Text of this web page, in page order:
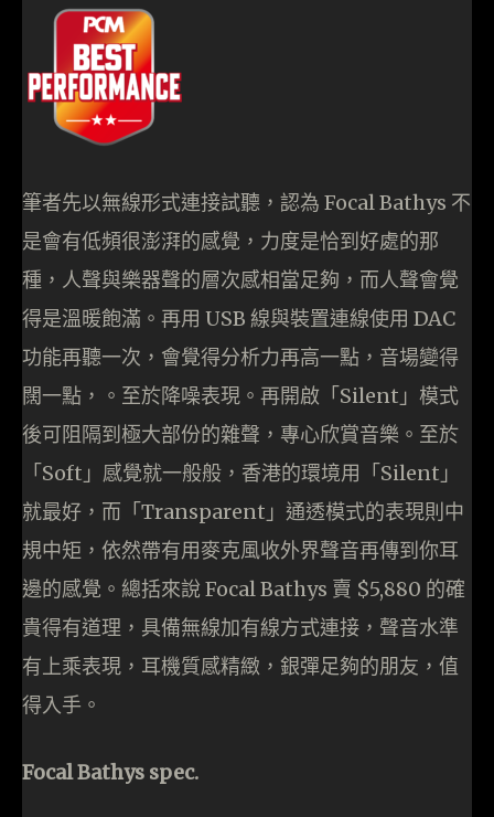
筆者先以無線形式連接試聽，認為 Focal Bathys 不
是會有低頻很澎湃的感覺，力度是恰到好處的那
種，人聲與樂器聲的層次感相當足夠，而人聲會覺
得是溫暖飽滿。再用 USB 線與裝置連線使用 DAC
功能再聽一次，會覺得分析力再高一點，音場變得
闊一點，。至於降噪表現。再開啟「Silent」模式
後可阻隔到極大部份的雜聲，專心欣賞音樂。至於
「Soft」感覺就一般般，香港的環境用「Silent」
就最好，而「Transparent」通透模式的表現則中
規中矩，依然帶有用麥克風收外界聲音再傳到你耳
邊的感覺。總括來說 Focal Bathys 賣 $5,880 的確
貴得有道理，具備無線加有線方式連接，聲音水準
有上乘表現，耳機質感精緻，銀彈足夠的朋友，值
得入手。
Focal Bathys spec.